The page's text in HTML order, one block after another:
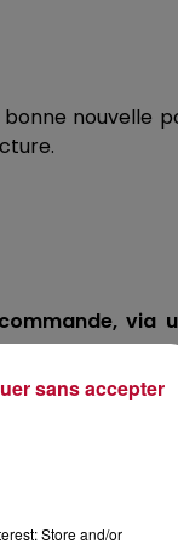
nouvelle
via
rush de
six
Store and/or
sans accepter